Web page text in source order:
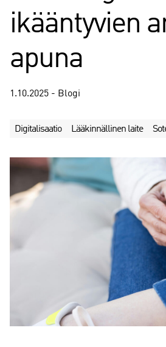
ikääntyvien
apuna
1.10.2025 - Blogi
Digitalisaatio Lääkinnällinen laite